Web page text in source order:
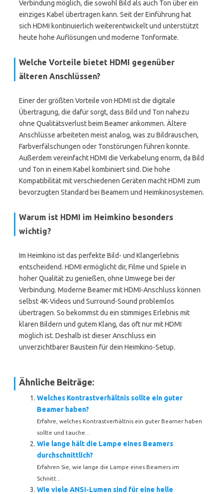
Verbindung möglich, die sowohl Bild als auch Ton über ein
einziges Kabel übertragen kann. Seit der Einführung hat
sich HDMI kontinuierlich weiterentwickelt und unterstützt
heute hohe Auflösungen und moderne Tonformate.
Welche Vorteile bietet HDMI gegenüber
älteren Anschlüssen?
Einer der größten Vorteile von HDMI ist die digitale
Übertragung, die dafür sorgt, dass Bild und Ton nahezu
ohne Qualitätsverlust beim Beamer ankommen. Ältere
Anschlüsse arbeiteten meist analog, was zu Bildrauschen,
Farbverfälschungen oder Tonstörungen führen konnte.
Außerdem vereinfacht HDMI die Verkabelung enorm, da Bild
und Ton in einem Kabel kombiniert sind. Die hohe
Kompatibilität mit verschiedenen Geräten macht HDMI zum
bevorzugten Standard bei Beamern und Heimkinosystemen.
Warum ist HDMI im Heimkino besonders
wichtig?
Im Heimkino ist das perfekte Bild- und Klangerlebnis
entscheidend. HDMI ermöglicht dir, Filme und Spiele in
hoher Qualität zu genießen, ohne Umwege bei der
Verbindung. Moderne Beamer mit HDMI-Anschluss können
selbst 4K-Videos und Surround-Sound problemlos
übertragen. So bekommst du ein stimmiges Erlebnis mit
klaren Bildern und gutem Klang, das oft nur mit HDMI
möglich ist. Deshalb ist dieser Anschluss ein
unverzichtbarer Baustein für dein Heimkino-Setup.
Ähnliche Beiträge:
Welches Kontrastverhältnis sollte ein guter
Beamer haben?
Erfahre, welches Kontrastverhältnis ein guter Beamer haben
sollte und tauche...
Wie lange hält die Lampe eines Beamers
durchschnittlich?
Erfahren Sie, wie lange die Lampe eines Beamers im
Schnitt...
Wie viele ANSI-Lumen sind für eine helle